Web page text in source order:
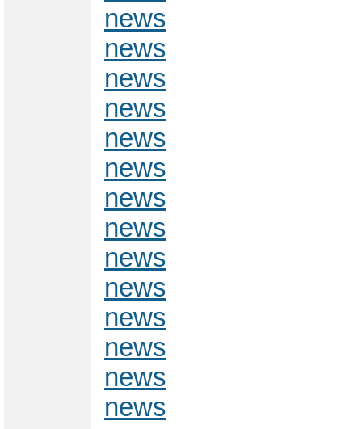
news
news
news
news
news
news
news
news
news
news
news
news
news
news